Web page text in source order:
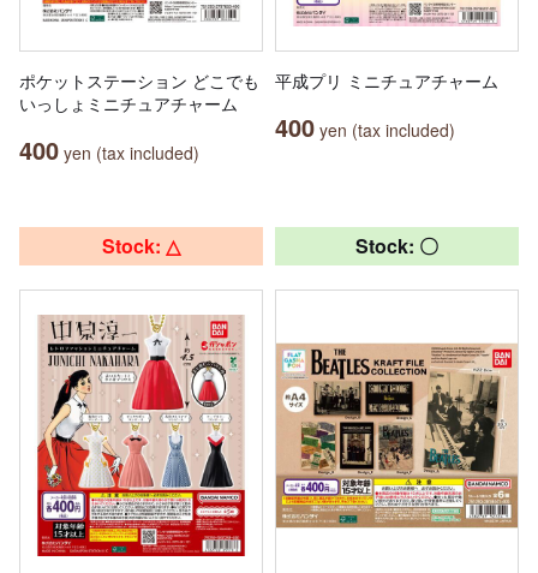
ポケットステーション どこでも
いっしょミニチュアチャーム
400 yen (tax included)
平成プリ ミニチュアチャーム
400 yen (tax included)
Stock: △ Stock: 〇